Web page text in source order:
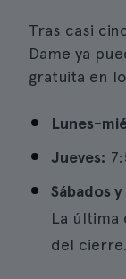
Tras casi
Dame ya
gratuita en
Lunes-
Jueves:
Sábados
La última
del cierre.